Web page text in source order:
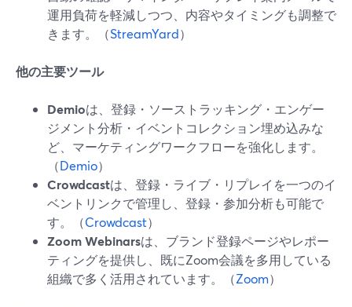
運用負荷を軽減しつつ、内容やタイミングも調整で
きます。（StreamYard）
他の主要ツール
Demioは、登録・ソーストラッキング・エンゲー
ジメント分析・イベントコレクション埋め込みな
ど、マーケティングワークフローを強化します。
（Demio）
Crowdcastは、登録・ライブ・リプレイを一つのイ
ベントリンクで管理し、登録・参加分析も可能で
す。（Crowdcast）
Zoom Webinarsは、ブランド登録ページやレポー
ティングを提供し、既にZoom会議を多用している
組織で多く活用されています。（Zoom）